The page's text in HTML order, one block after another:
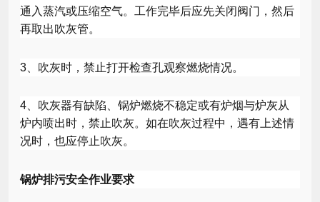
通入蒸汽或压缩空气。工作完毕后应先关闭阀门，然后
再取出吹灰管。
3 、吹灰时，禁止打开检查孔观察燃烧情况。
4、吹灰器有缺陷、锅炉燃烧不稳定或有炉烟与炉灰从
炉内喷出时，禁止吹灰。如在吹灰过程中，遇有上述情
况时，也应停止吹灰。
锅炉排污安全作业要求